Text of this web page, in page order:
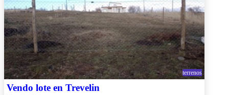
terrenos
Vendo lote en Trevelin